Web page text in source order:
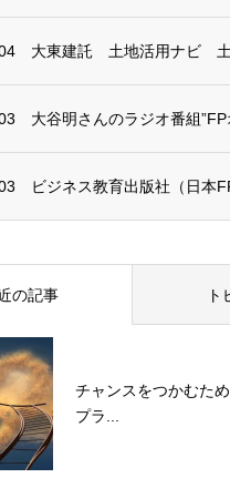
大東建託 土地活用ナビ 土
の記事 ト
チャンスをつかむた
プラ...